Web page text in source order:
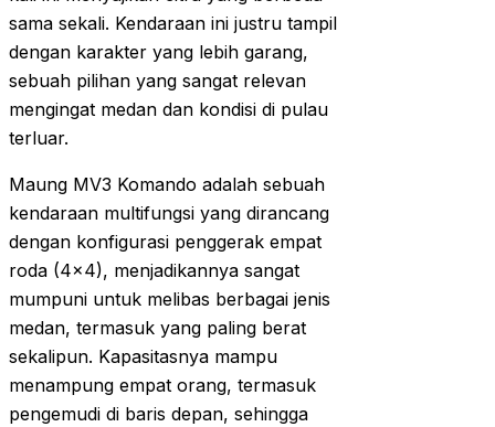
sama sekali. Kendaraan ini justru tampil
dengan karakter yang lebih garang,
sebuah pilihan yang sangat relevan
mengingat medan dan kondisi di pulau
terluar.
Maung MV3 Komando adalah sebuah
kendaraan multifungsi yang dirancang
dengan konfigurasi penggerak empat
roda (4×4), menjadikannya sangat
mumpuni untuk melibas berbagai jenis
medan, termasuk yang paling berat
sekalipun. Kapasitasnya mampu
menampung empat orang, termasuk
pengemudi di baris depan, sehingga